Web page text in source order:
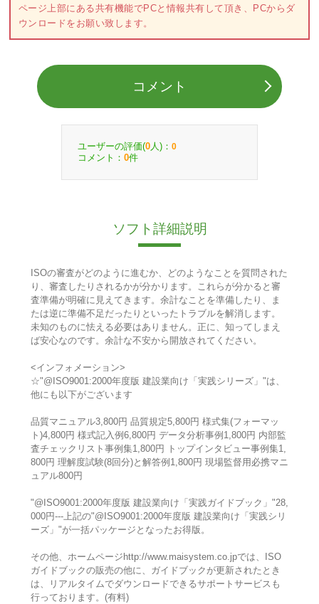
ページ上部にある共有機能でPCと情報共有して頂き、PCからダ
ウンロードをお願い致します。
コメント
ユーザーの評価(0 人)： 0
コメント： 0件
ソフト詳細説明
ISOの審査がどのように進むか、どのようなことを質問された
り、審査したりされるかが分かります。これらが分かると審
査準備が明確に見えてきます。余計なことを準備したり、ま
たは逆に準備不足だったりといったトラブルを解消します。
未知のものに怯える必要はありません。正に、知ってしまえ
ば安心なのです。余計な不安から開放されてください。
<インフォメーション>
☆"@ISO9001:2000年度版 建設業向け「実践シリーズ」"は、
他にも以下がございます
品質マニュアル3,800円 品質規定5,800円 様式集(フォーマッ
ト)4,800円 様式記入例6,800円 データ分析事例1,800円 内部監
査チェックリスト事例集1,800円 トップインタビュー事例集1,
800円 理解度試験(8回分)と解答例1,800円 現場監督用必携マニ
ュアル800円
"@ISO9001:2000年度版 建設業向け「実践ガイドブック」"28,
000円---上記の"@ISO9001:2000年度版 建設業向け「実践シリ
ーズ」"が一括パッケージとなったお得版。
その他、ホームページhttp://www.maisystem.co.jpでは、ISO
ガイドブックの販売の他に、ガイドブックが更新されたとき
は、リアルタイムでダウンロードできるサポートサービスも
行っております。(有料)